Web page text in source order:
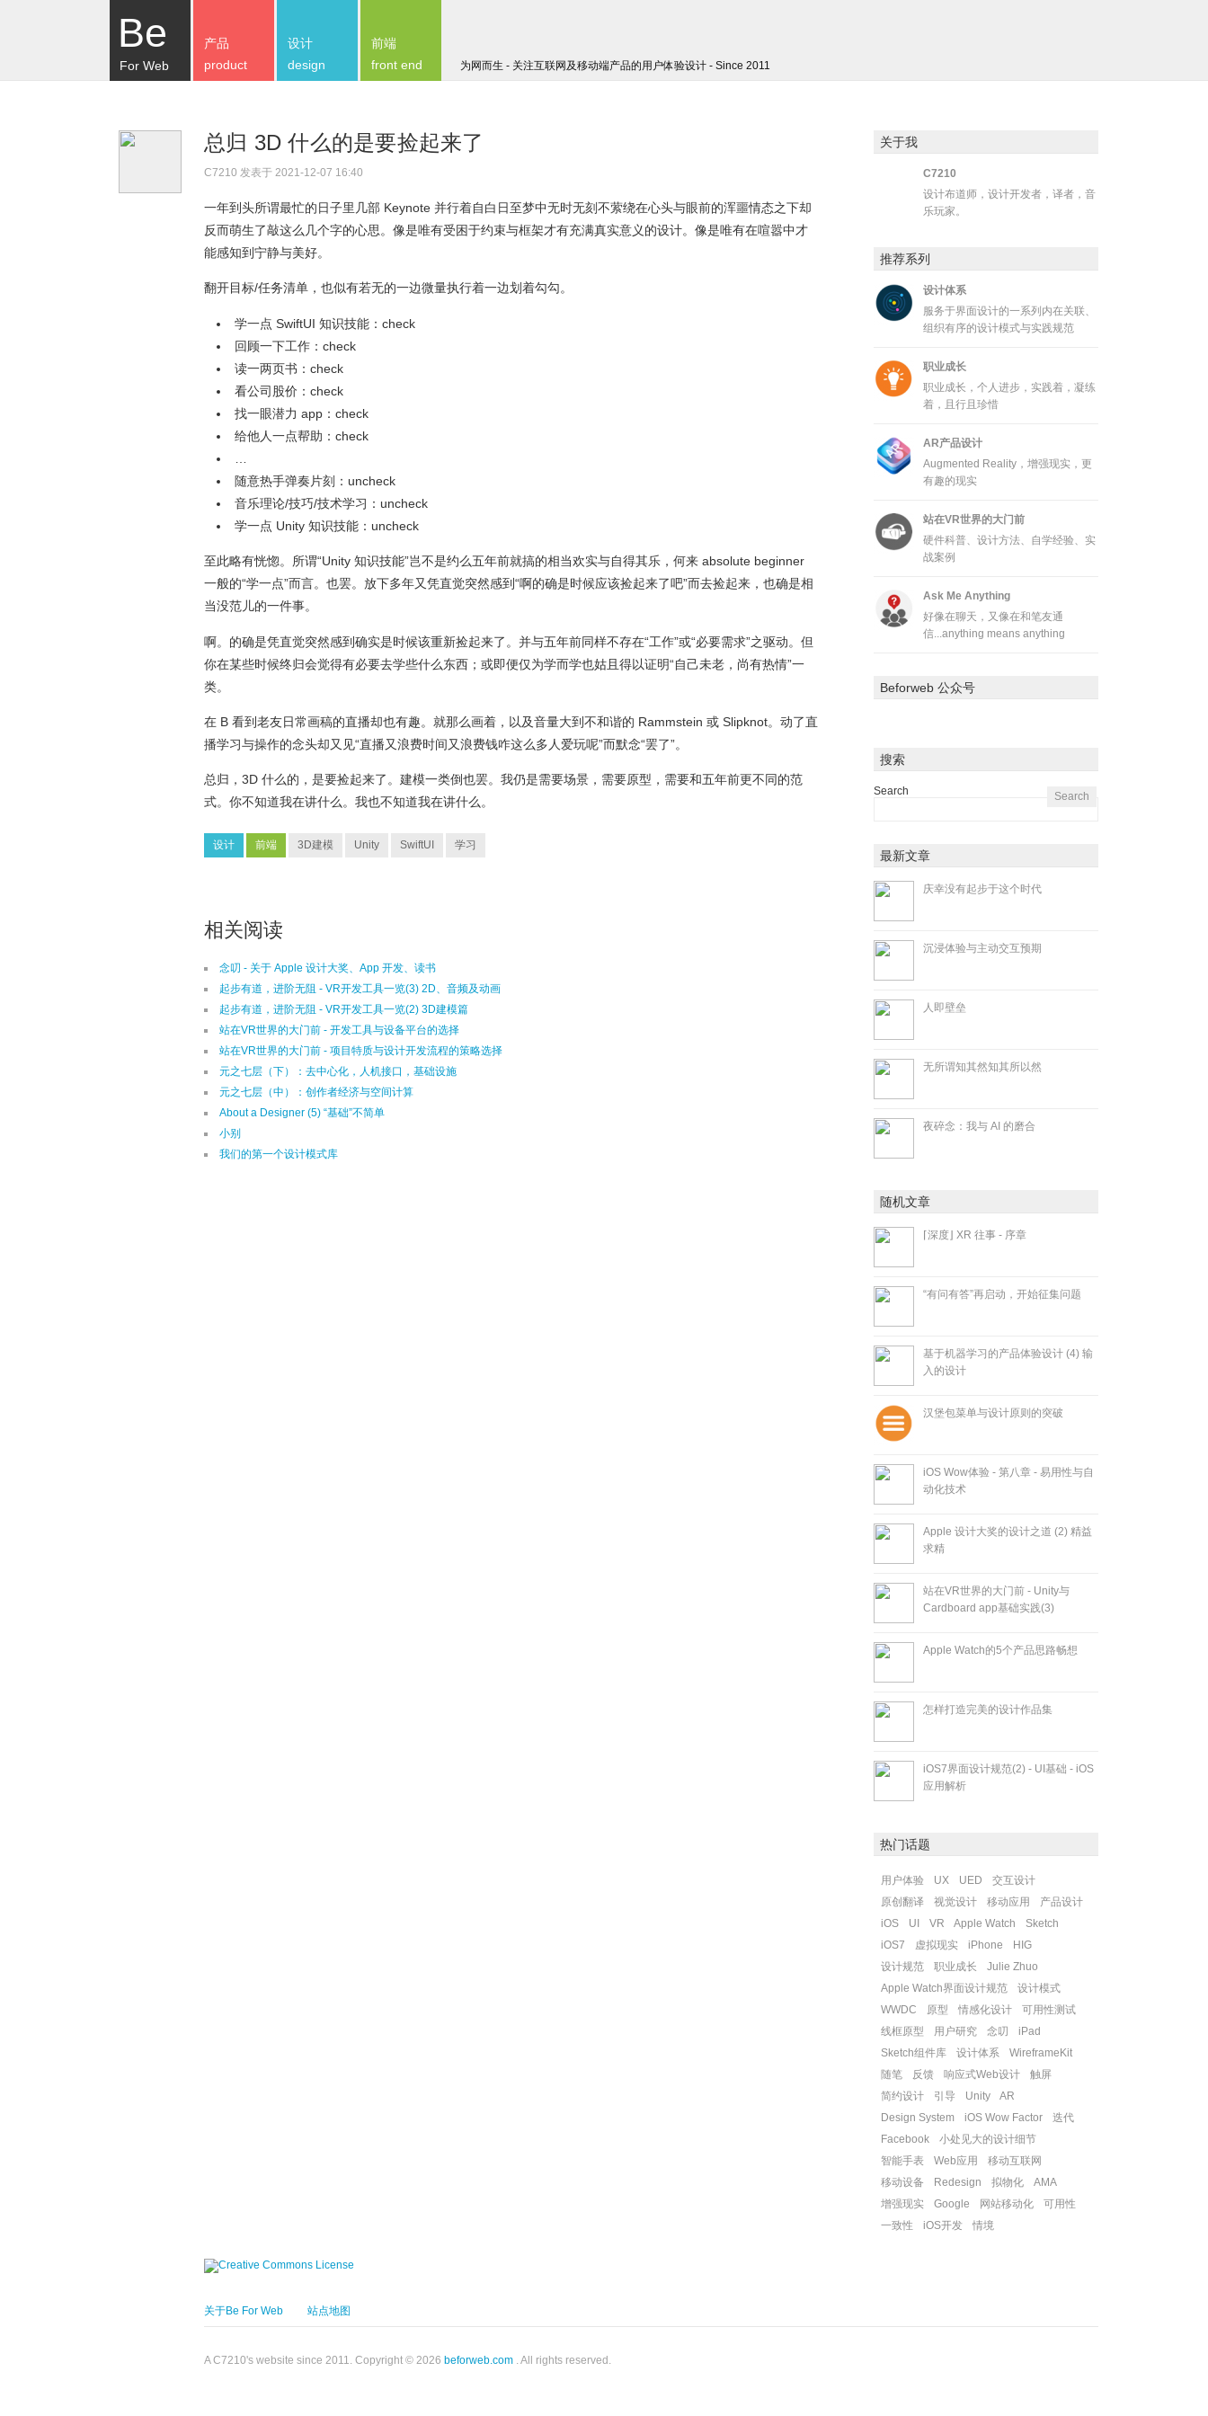
Be
For Web 为网而生 - 关注互联网及移动端产品的用户体验设计 - Since 2011
产品
product
设计
design
前端
front end
总归 3D 什么的是要捡起来了
C7210 发表于 2021-12-07 16:40
一年到头所谓最忙的日子里几部 Keynote 并行着自白日至梦中无时无刻不萦绕在心头与眼前的浑噩情态之下却
反而萌生了敲这么几个字的心思。像是唯有受困于约束与框架才有充满真实意义的设计。像是唯有在喧嚣中才
能感知到宁静与美好。
翻开目标/任务清单，也似有若无的一边微量执行着一边划着勾勾。
学一点 SwiftUI 知识技能：check
回顾一下工作：check
读一两页书：check
看公司股价：check
找一眼潜力 app：check
给他人一点帮助：check
随意热手弹奏片刻：uncheck
音乐理论/技巧/技术学习：uncheck
学一点 Unity 知识技能：uncheck
至此略有恍惚。所谓“Unity 知识技能”岂不是约么五年前就搞的相当欢实与自得其乐，何来 absolute beginner
一般的“学一点”而言。也罢。放下多年又凭直觉突然感到“啊的确是时候应该捡起来了吧”而去捡起来，也确是相
当没范儿的一件事。
啊。的确是凭直觉突然感到确实是时候该重新捡起来了。并与五年前同样不存在“工作”或“必要需求”之驱动。但
你在某些时候终归会觉得有必要去学些什么东西；或即便仅为学而学也姑且得以证明“自己未老，尚有热情”一
类。
在 B 看到老友日常画稿的直播却也有趣。就那么画着，以及音量大到不和谐的 Rammstein 或 Slipknot。动了直
播学习与操作的念头却又见“直播又浪费时间又浪费钱咋这么多人爱玩呢”而默念“罢了”。
总归，3D 什么的，是要捡起来了。建模一类倒也罢。我仍是需要场景，需要原型，需要和五年前更不同的范
式。你不知道我在讲什么。我也不知道我在讲什么。
设计 前端 3D建模 Unity SwiftUI 学习
相关阅读
念叨 - 关于 Apple 设计大奖、App 开发、读书
起步有道，进阶无阻 - VR开发工具一览(3) 2D、音频及动画
起步有道，进阶无阻 - VR开发工具一览(2) 3D建模篇
站在VR世界的大门前 - 开发工具与设备平台的选择
站在VR世界的大门前 - 项目特质与设计开发流程的策略选择
元之七层（下）：去中心化，人机接口，基础设施
元之七层（中）：创作者经济与空间计算
About a Designer (5) “基础”不简单
小别
我们的第一个设计模式库
关于我
C7210
设计布道师，设计开发者，译者，音
乐玩家。
推荐系列
设计体系
服务于界面设计的一系列内在关联、
组织有序的设计模式与实践规范
职业成长
职业成长，个人进步，实践着，凝练
着，且行且珍惜
AR产品设计
Augmented Reality，增强现实，更
有趣的现实
站在VR世界的大门前
硬件科普、设计方法、自学经验、实
战案例
Ask Me Anything
好像在聊天，又像在和笔友通
信...anything means anything
Beforweb 公众号
搜索
Search
最新文章
庆幸没有起步于这个时代
沉浸体验与主动交互预期
人即壁垒
无所谓知其然知其所以然
夜碎念：我与 AI 的磨合
随机文章
⌈深度⌋ XR 往事 - 序章
“有问有答”再启动，开始征集问题
基于机器学习的产品体验设计 (4) 输
入的设计
汉堡包菜单与设计原则的突破
iOS Wow体验 - 第八章 - 易用性与自
动化技术
Apple 设计大奖的设计之道 (2) 精益
求精
站在VR世界的大门前 - Unity与
Cardboard app基础实践(3)
Apple Watch的5个产品思路畅想
怎样打造完美的设计作品集
iOS7界面设计规范(2) - UI基础 - iOS
应用解析
热门话题
用户体验 UX UED
交互设计
原创翻译
视觉设计 移动应用
产品设计
iOS
UI VR Apple Watch
Sketch
iOS7
虚拟现实 iPhone
HIG
设计规范
职业成长
Julie Zhuo
Apple Watch界面设计规范
设计模式
WWDC
原型 情感化设计
可用性测试
线框原型
用户研究 念叨
iPad
Sketch组件库
设计体系
WireframeKit
随笔
反馈 响应式Web设计
触屏
简约设计
引导 Unity
AR
Design System
iOS Wow Factor
迭代
Facebook
小处见大的设计细节
智能手表
Web应用
移动互联网
移动设备
Redesign 拟物化
AMA
增强现实
Google 网站移动化
可用性
一致性
iOS开发 情境
关于Be For Web 站点地图
A C7210's website since 2011. Copyright © 2026 beforweb.com . All rights reserved.